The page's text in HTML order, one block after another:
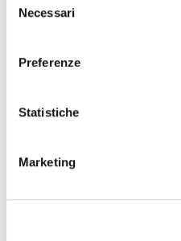
delNecessari
Preferenze
Statistiche
Marketing
sarcomi
Leggi tutto